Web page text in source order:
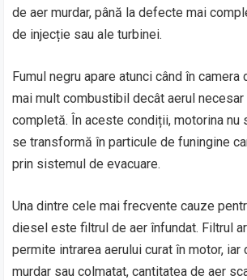
de aer murdar, până la defecte mai
de injecție sau ale turbinei.
Fumul negru apare atunci când în camera
mai mult combustibil decât aerul necesar
completă. În aceste condiții, motorina nu
se transformă în particule de funingine
prin sistemul de evacuare.
Una dintre cele mai frecvente cauze
diesel este filtrul de aer înfundat. Filtrul
permite intrarea aerului curat în motor,
murdar sau colmatat, cantitatea de aer